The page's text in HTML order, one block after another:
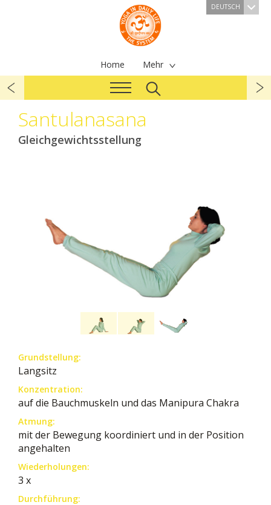
DEUTSCH
Home Mehr
Santulanasana
Gleichgewichtsstellung
Grundstellung:
Langsitz
Konzentration:
auf die Bauchmuskeln und das Manipura Chakra
Atmung:
mit der Bewegung koordiniert und in der Position
angehalten
Wiederholungen:
3 x
Durchführung: